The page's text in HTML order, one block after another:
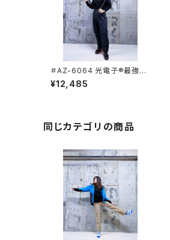
＃AZ-6064 光電子®最強の
防寒サロペット 【AITOZ/アイ
トス】
¥12,485
同じカテゴリの商品